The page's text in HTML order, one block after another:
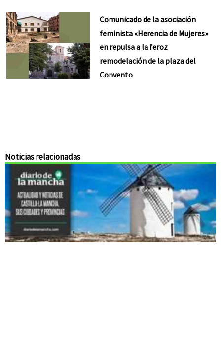
Comunicado de la asociación
feminista «Herencia de Mujeres»
en repulsa a la feroz
remodelación de la plaza del
Convento
Noticias relacionadas